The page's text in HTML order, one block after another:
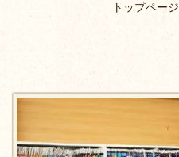
トップページ